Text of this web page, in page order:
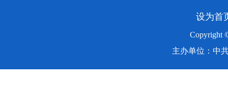
设为首
Copyright
主办单位：中